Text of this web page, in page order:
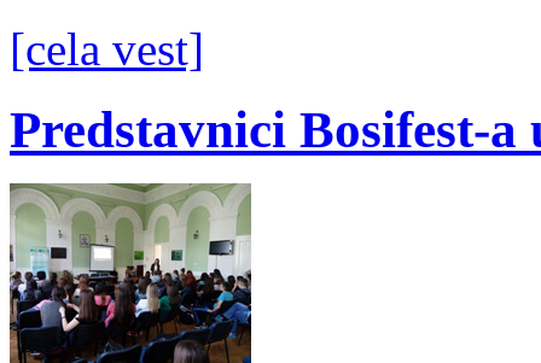
[cela vest]
Predstavnici Bosifest-